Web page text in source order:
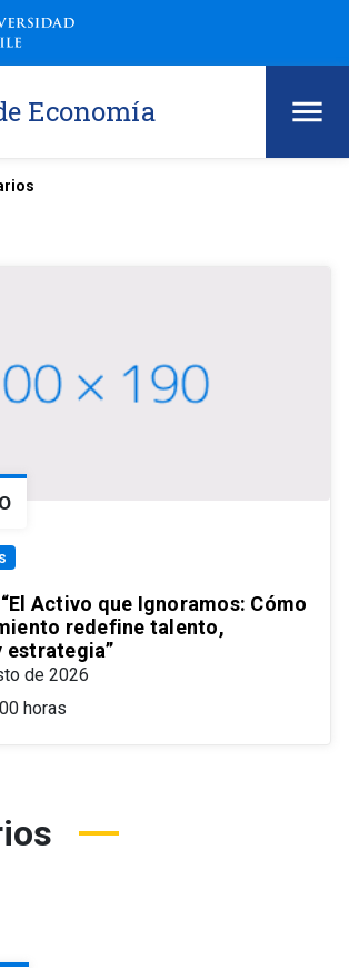
Economía
Activo que Ignoramos: Cómo
redefine talento,
estrategia”
de 2026
horas